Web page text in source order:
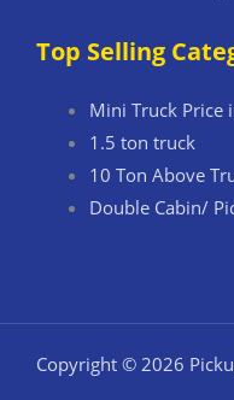
Top Selling
Mini Truck Price
1.5 ton truck
10 Ton Above
Double Cabin/
Copyright © 2026